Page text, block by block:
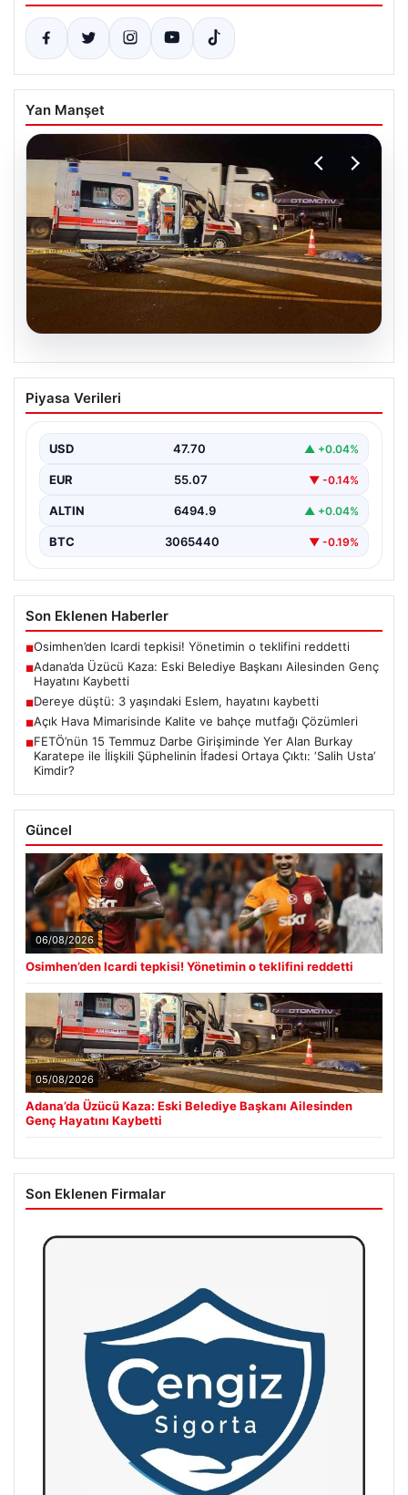
Yan Manşet
05.08.2026
Adana’da Üzücü Kaza: Eski Belediye
Başkanı Ailesinden Genç Hayatını
Adana'nın Pozantı ilçesinde meydana gelen korkutucu
Olayda,…
Piyasa Verileri
USD 47.70 ▲ +0.04%
EUR 55.07 ▼ -0.14%
ALTIN 6494.9 ▲ +0.04%
BTC 3065440 ▼ -0.19%
Son Eklenen Haberler
■Osimhen’den Icardi tepkisi! Yönetimin o teklifini reddetti
■Adana’da Üzücü Kaza: Eski Belediye Başkanı Ailesinden Genç
Hayatını Kaybetti
■Dereye düştü: 3 yaşındaki Eslem, hayatını kaybetti
■Açık Hava Mimarisinde Kalite ve bahçe mutfağı Çözümleri
■FETÖ’nün 15 Temmuz Darbe Girişiminde Yer Alan Burkay
Karatepe ile İlişkili Şüphelinin İfadesi Ortaya Çıktı: ‘Salih Usta’
Kimdir?
Güncel
06/08/2026
Osimhen’den Icardi tepkisi! Yönetimin o teklifini reddetti
05/08/2026
Adana’da Üzücü Kaza: Eski Belediye Başkanı Ailesinden
Genç Hayatını Kaybetti
Son Eklenen Firmalar